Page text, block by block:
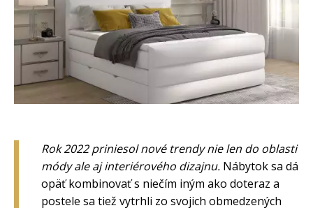
Rok 2022 priniesol nové trendy nie len do oblasti
módy ale aj interiérového dizajnu. Nábytok sa dá
opäť kombinovať s niečím iným ako doteraz a
postele sa tiež vytrhli zo svojich obmedzených